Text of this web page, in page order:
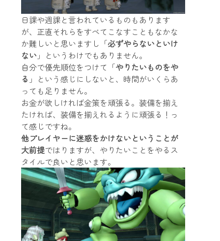
日課や週課と言われているものもあります
が、正直それらをすべてこなすこともなかな
か難しいと思いますし「必ずやらないといけ
ない 」というわけでもありません。
自分で優先順位をつけて「やりたいものをや
る 」という感じにしないと、時間がいくらあ
っても足りません。
お金が欲しければ金策を頑張る。装備を揃え
たければ、装備を揃えれるように頑張る！っ
て感じですね。
他プレイヤーに迷惑をかけないということが
大前提ではりますが、やりたいことをやるス
タイルで良いと思います。